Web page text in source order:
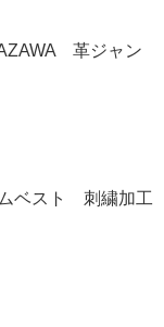
革ジャン
ベスト 刺繍加工